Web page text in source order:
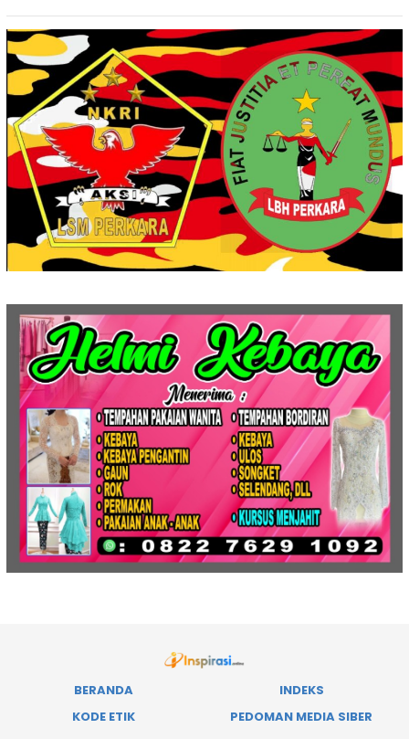
BERANDA
INDEKS
KODE ETIK
PEDOMAN MEDIA SIBER